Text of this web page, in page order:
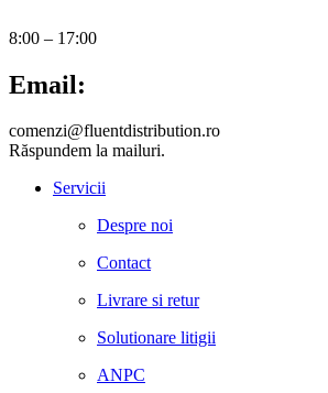
8:00 – 17:00
Email:
comenzi@fluentdistribution.ro
Răspundem la mailuri.
Servicii
Despre noi
Contact
Livrare si retur
Solutionare litigii
ANPC